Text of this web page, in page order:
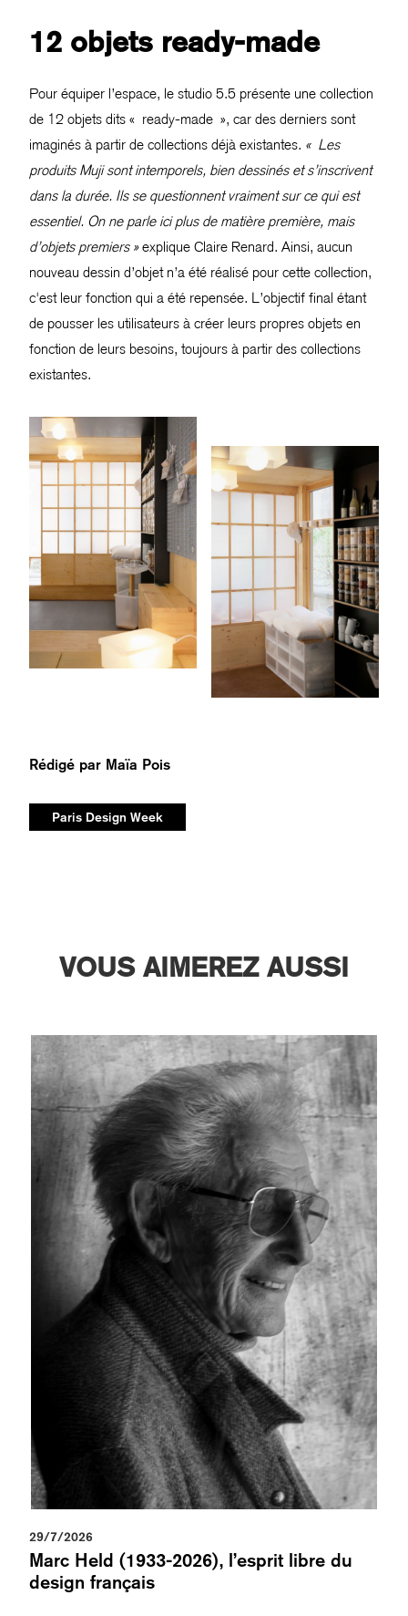
12 objets ready-made
Pour équiper l’espace, le studio 5.5 présente une collection
de 12 objets dits « ready-made », car des derniers sont
imaginés à partir de collections déjà existantes. « Les
produits Muji sont intemporels, bien dessinés et s’inscrivent
dans la durée. Ils se questionnent vraiment sur ce qui est
essentiel. On ne parle ici plus de matière première, mais
d’objets premiers »explique Claire Renard. Ainsi, aucun
nouveau dessin d’objet n’a été réalisé pour cette collection,
c'est leur fonction qui a été repensée. L’objectif final étant
de pousser les utilisateurs à créer leurs propres objets en
fonction de leurs besoins, toujours à partir des collections
existantes.
Rédigé par Maïa Pois
Paris Design Week
VOUS AIMEREZ AUSSI
29/7/2026
Marc Held (1933-2026), l’esprit libre du
design français